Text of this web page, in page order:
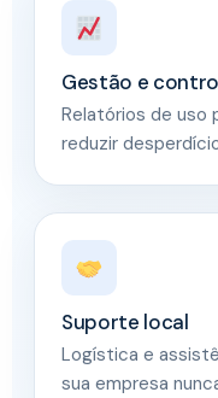
Gestão e
Relatórios de uso
reduzir
Suporte local
Logística e
sua empresa